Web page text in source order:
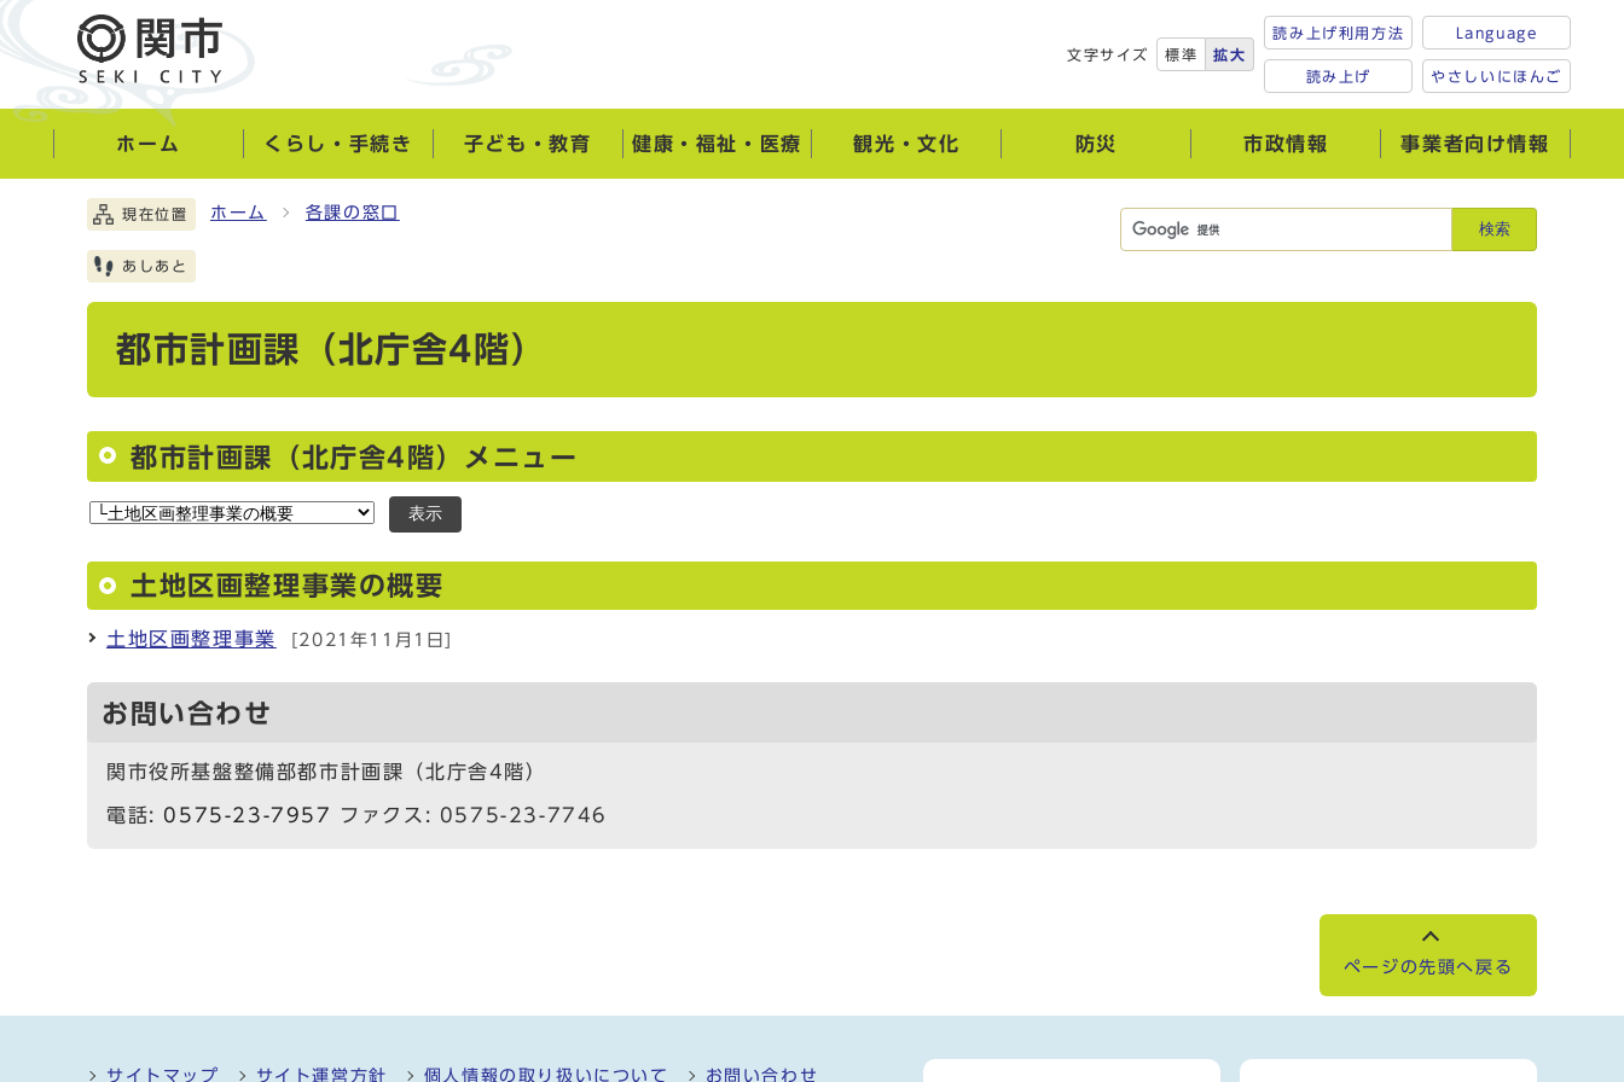
文字サイズ 標準 拡大
読み上げ利用方法
読み上げ
Language
やさしいにほんご
ホーム くらし・手続き 子ども・教育 健康・福祉・医療 観光・文化 防災 市政情報 事業者向け情報
検索
現在位置 ホーム 各課の窓口
あしあと
都市計画課（北庁舎4階）
都市計画課（北庁舎4階）メニュー
表示
土地区画整理事業の概要
土地区画整理事業 [2021年11月1日]
お問い合わせ
関市役所基盤整備部都市計画課（北庁舎4階）
電話: 0575-23-7957 ファクス: 0575-23-7746
ページの先頭へ戻る
サイトマップ サイト運営方針 個人情報の取り扱いについて お問い合わせ